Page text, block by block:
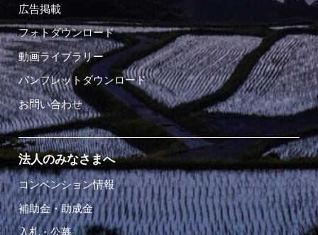
広告掲載
フォトダウンロード
動画ライブラリー
パンフレットダウンロード
お問い合わせ
法人のみなさまへ
コンベンション情報
補助金・助成金
入札・公募